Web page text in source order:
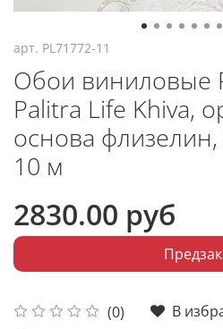
арт. PL71772-11
Обои виниловые
Palitra Life Khiva,
основа
10 м
(0)
В
2830.00 руб